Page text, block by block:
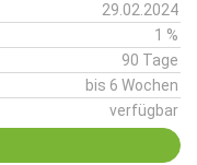
29.02.2024
1 %
90 Tage
bis 6 Wochen
verfügbar